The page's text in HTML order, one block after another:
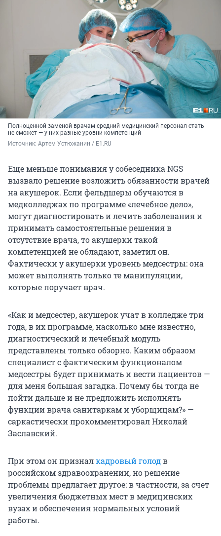
Полноценной заменой врачам средний медицинский персонал стать
не сможет — у них разные уровни компетенций
Источник: Артем Устюжанин / E1.RU
Еще меньше понимания у собеседника NGS
вызвало решение возложить обязанности врачей
на акушерок. Если фельдшеры обучаются в
медколледжах по программе «лечебное дело»,
могут диагностировать и лечить заболевания и
принимать самостоятельные решения в
отсутствие врача, то акушерки такой
компетенцией не обладают, заметил он.
Фактически у акушерки уровень медсестры: она
может выполнять только те манипуляции,
которые поручает врач.
«Как и медсестер, акушерок учат в колледже три
года, в их программе, насколько мне известно,
диагностический и лечебный модуль
представлены только обзорно. Каким образом
специалист с фактическим функционалом
медсестры будет принимать и вести пациентов —
для меня большая загадка. Почему бы тогда не
пойти дальше и не предложить исполнять
функции врача санитаркам и уборщицам?» —
саркастически прокомментировал Николай
Заславский.
При этом он призналкадровый голодв
российском здравоохранении, но решение
проблемы предлагает другое: в частности, за счет
увеличения бюджетных мест в медицинских
вузах и обеспечения нормальных условий
работы.